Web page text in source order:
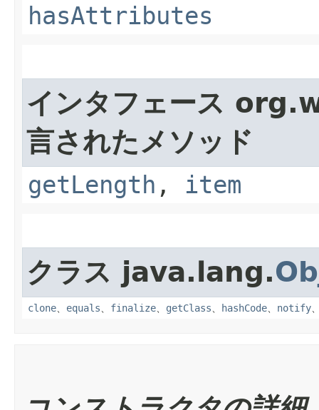
hasAttributes
インタフェース
言されたメソッド
getLength , item
クラス java.lang.
clone、 equals、 finalize、 getClass、 hashCode、 notify